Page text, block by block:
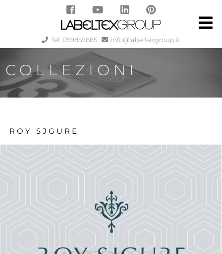
Tel: 059859885 info@labeltexgroup.it
COLLEZIONI
ROY SJGURE